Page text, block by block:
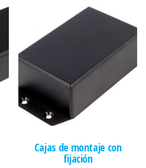
Cajas de montaje con
fijación